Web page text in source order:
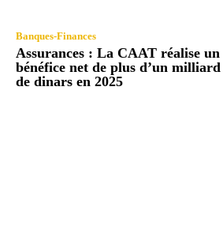
Banques-Finances
Assurances : La CAAT réalise un
bénéfice net de plus d’un milliard
de dinars en 2025